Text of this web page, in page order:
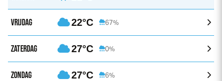
VRIJDAG 22°C 67%
ZATERDAG 27°C 0%
ZONDAG 27°C 6%